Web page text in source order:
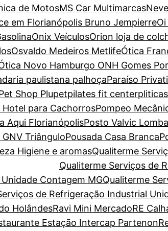
de MotosMS Car Multimarcas
em Florianópolis Bruno Jempierre
Onix VeículosOrion loja de
Osvaldo Medeiros MetlifeÓtica
Novo Hamburgo ONH Gomes
paulistana palhoçaParaíso
Shop Plupetpilates fit center
Hotel para CachorrosPompeo
Aqui FlorianópolisPosto Valvic
TriânguloPousada Casa Branca
Higiene e aromasQualiterme
Qualiterme Serviços de
Contagem MGQualiterme
de Refrigeração Industrial
HolândesRavi Mini MercadoRE
Estação Intercap Partenon